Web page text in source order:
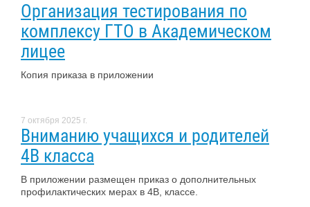
Организация тестирования по
комплексу ГТО в Академическом
лицее
Копия приказа в приложении
7 октября 2025 г.
Вниманию учащихся и родителей
4В класса
В приложении размещен приказ о дополнительных
профилактических мерах в 4В, классе.